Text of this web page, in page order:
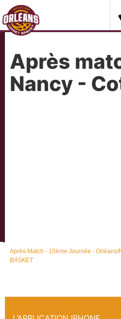
Après
Nancy -
Après-Match - 15ème Journée - Orléans/
BASKET